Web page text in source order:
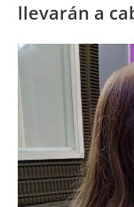
llevarán a